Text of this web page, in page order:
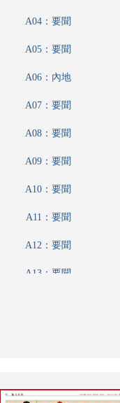
A04：要聞
A05：要聞
A06：內地
A07：要聞
A08：要聞
A09：要聞
A10：要聞
A11：要聞
A12：要聞
A13：要聞